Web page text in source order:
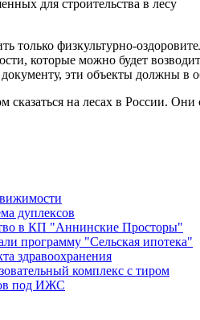
только физкультурно-
которые можно будет
эти объекты должны в
на лесах в России.
дуплексов
в КП "Аннинские Просторы"
программу "Сельская ипотека"
здравоохранения
комплекс с тиром
под ИЖС